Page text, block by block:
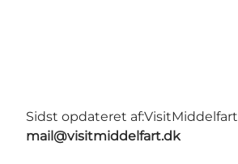
Sidst opdateret af:VisitMiddelfart
mail@visitmiddelfart.dk